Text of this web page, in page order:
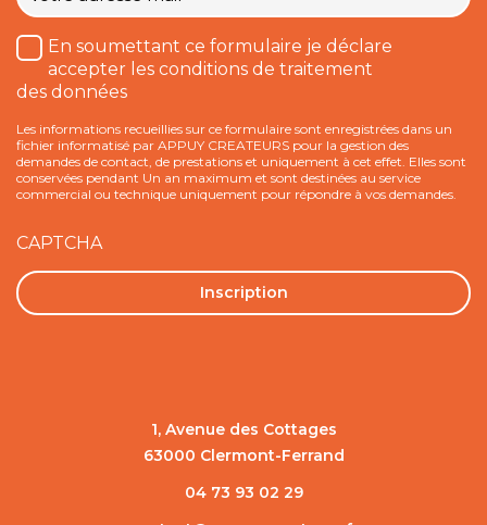
mail *
Traitement
données *
En soumettant ce formulaire je déclare
accepter les conditions de traitement
des données
Les informations recueillies sur ce formulaire sont enregistrées dans un
fichier informatisé par APPUY CREATEURS pour la gestion des
demandes de contact, de prestations et uniquement à cet effet. Elles sont
conservées pendant Un an maximum et sont destinées au service
commercial ou technique uniquement pour répondre à vos demandes.
CAPTCHA
1, Avenue des Cottages
63000 Clermont-Ferrand
04 73 93 02 29